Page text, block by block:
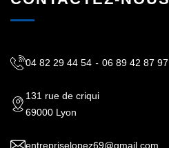
04 82 29 44 54 - 06 89 42 87 97
131 rue de criqui
69000 Lyon
entrepriselopez69@gmail.com